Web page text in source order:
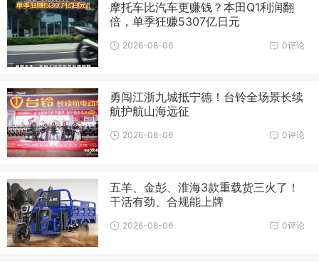
摩托车比汽车更赚钱？本田Q1利润翻
倍，单季狂赚5307亿日元
0评论
2026-08-06
勇闯江浙九城抵宁德！台铃全场景长续
航护航山海远征
0评论
2026-08-06
五羊、金彭、淮海3款重载货三火了！
干活有劲、合规能上牌
0评论
2026-08-06